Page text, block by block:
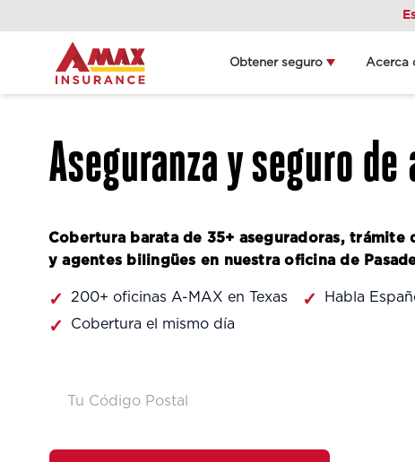
Home
Obtener seguro Acerca
Aseguranza y seguro
Cobertura barata de 35+ aseguradoras, trámite
y agentes bilingües en nuestra oficina de
200+ oficinas A-MAX en Texas
Habla
Cobertura el mismo día